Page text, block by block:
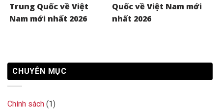
Trung Quốc về Việt
Nam mới nhất 2026
Quốc về Việt Nam mới
nhất 2026
CHUYÊN MỤC
Chính sách (1)